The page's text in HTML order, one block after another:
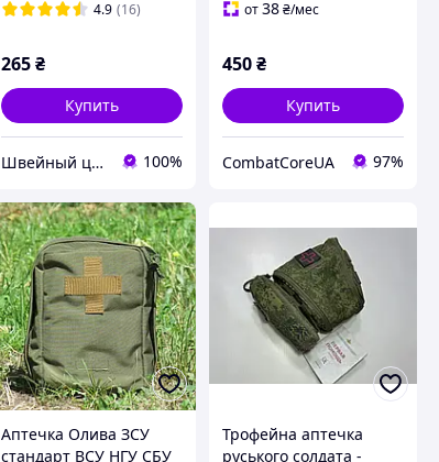
песок тактическая
4.9 (16)
265 ₴
Купить
Швейный цех "Мультикам Юа" 100%
доступом для ЗСУ и
от38₴/мес
450₴
Купить
CombatCoreUA 97%
Аптечка Олива ЗСУ
стандарт ВСУ НГУ СБУ
Трофейна аптечка
руського солдата -